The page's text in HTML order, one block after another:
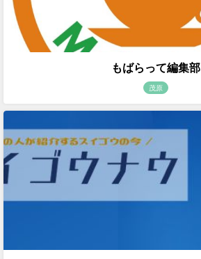
もばらって編集部
茂原